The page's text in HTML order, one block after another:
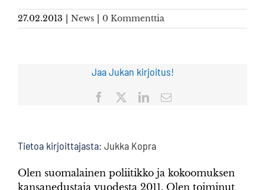
27.02.2013 News 0 Kommenttia
Jaa Jukan kirjoitus!
Facebook LinkedInSähköposti
Tietoa kirjoittajasta: Jukka Kopra
Olen suomalainen poliitikko ja kokoomuksen
kansanedustaja vuodesta 2011. Olen toiminut